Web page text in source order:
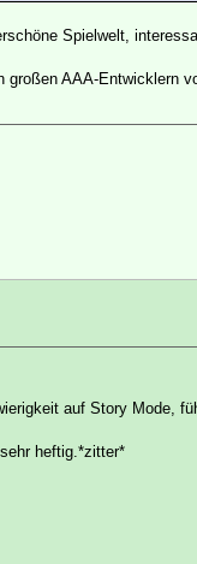
Spielwelt,
AAA-Entwicklern
auf Story Mode,
heftig.*zitter*